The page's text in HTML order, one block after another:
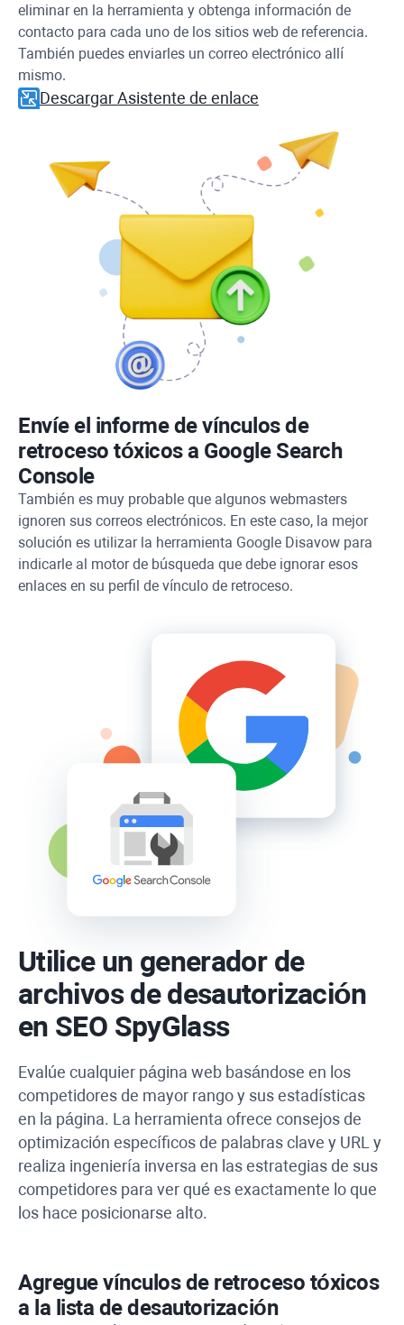
eliminar en la herramienta y obtenga información de
contacto para cada uno de los sitios web de referencia.
También puedes enviarles un correo electrónico allí
mismo.
Descargar Asistente de enlace
Envíe el informe de vínculos de
retroceso tóxicos a Google Search
Console
También es muy probable que algunos webmasters
ignoren sus correos electrónicos. En este caso, la mejor
solución es utilizar la herramienta Google Disavow para
indicarle al motor de búsqueda que debe ignorar esos
enlaces en su perfil de vínculo de retroceso.
Utilice un generador de
archivos de desautorización
en SEO SpyGlass
Evalúe cualquier página web basándose en los
competidores de mayor rango y sus estadísticas
en la página. La herramienta ofrece consejos de
optimización específicos de palabras clave y URL y
realiza ingeniería inversa en las estrategias de sus
competidores para ver qué es exactamente lo que
los hace posicionarse alto.
Agregue vínculos de retroceso tóxicos
a la lista de desautorización